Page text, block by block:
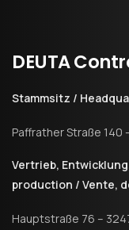
DEUTA
Stammsitz /
Paffrather Straße 140
Vertrieb,
production / Vente,
Hauptstraße 76 –